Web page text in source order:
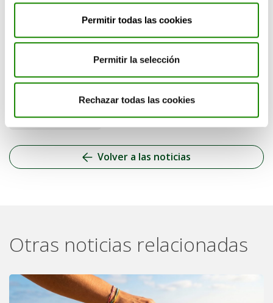
Permitir todas las cookies
Permitir la selección
Rechazar todas las cookies
Categorías
Medioambiente
Volver a las noticias
Otras noticias relacionadas